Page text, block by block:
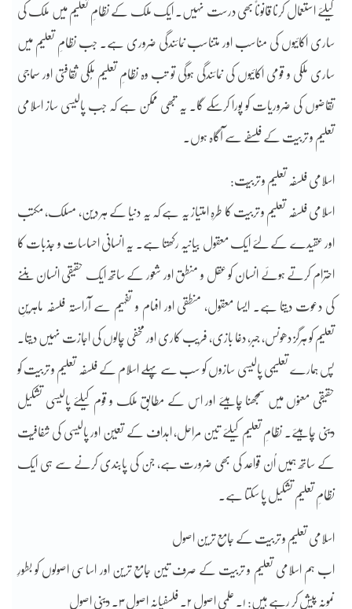
کیلئے استعمال کرنا قانوناً بھی درست نہیں۔ ایک ملک کے نظامِ تعلیم میں ملک کی
ساری اکائیوں کی مناسب اور متناسب نمائندگی ضروری ہے۔ جب نظامِ تعلیم میں
ساری ملکی و قومی اکائیوں کی نمائندگی ہوگی تو تب وہ نظامِ تعلیم مُلکی ثقافتی اور سماجی
تقاضوں کی ضروریات کو پورا کرسکے گا۔ یہ تبھی ممکن ہے کہ جب پالیسی ساز اسلامی
تعلیم و تربیت کے فلسفے سے آگاہ ہوں۔
اسلامی فلسفہ تعلیم و تربیّت:
اسلامی فلسفہ تعلیم و تربیت کا طرہِ امتیاز یہ ہے کہ یہ دنیا کے ہر دین، مسلک، مکتب
اور عقیدے کے لئے ایک معقول بیانیہ رکھتا ہے۔ یہ انسانی احساسات و جذبات کا
احترام کرتے ہوئے انسان کو عقل و منطق اور شعور کے ساتھ ایک حقیقی انسان بننے
کی دعوت دیتا ہے۔ ایسا معقول، منطقی اور افہام و تفہیم سے آراستہ فلسفہ ماہرینِ
تعلیم کو ہرگز دھونس، جبر، دغا بازی، فریب کاری اور مخفی چالوں کی اجازت نہیں دیتا۔
پس ہمارے تعلیمی پالیسی سازوں کو سب سے پہلے اسلام کے فلسفہ تعلیم و تربیت کو
حقیقی معنوں میں سمجھنا چاہیئے اور اس کے مطابق ملک و قوم کیلئے پالیسی تشکیل
دینی چاہیئے۔ نظامِ تعلیم کیلئے تین مراحل، اہداف کے تعیّن اور پالیسی کی شفافیّت
کے ساتھ ہمیں اُن قواعد کی بھی ضرورت ہے، جن کی پابندی کرنے سے ہی ایک
نظامِ تعلیم تشکیل پا سکتا ہے۔
اسلامی تعلیم و تربیت کے جامع ترین اصول
اب ہم اسلامی تعلیم و تربیت کے صرف تین جامع ترین اور اساسی اصولوں کو بطورِ
نمونہ پیش کر رہے ہیں: ۱۔ علمی اصول ۲۔ فلسفیانہ اصول ۳۔ دینی اصول